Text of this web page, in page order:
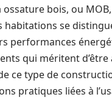
ossature bois, ou
habitations se
performances
qui méritent
ce type de
pratiques liées à